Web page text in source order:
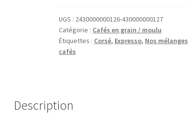
UGS : 2430000000126-430000000127
Catégorie : Cafés en grain / moulu
Étiquettes : Corsé, Expresso, Nos mélanges
cafés
Description